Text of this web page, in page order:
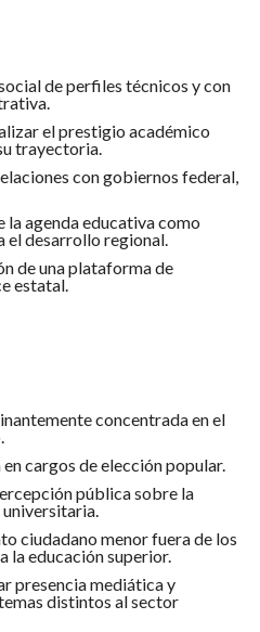
de perfiles técnicos y con
el prestigio académico
trayectoria.
con gobiernos federal,
la agenda educativa como
desarrollo regional.
de una plataforma de
estatal.
concentrada en el
cargos de elección popular.
pública sobre la
ciudadano menor fuera de los
la educación superior.
presencia mediática y
distintos al sector